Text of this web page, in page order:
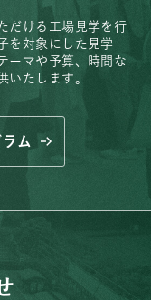
だける工場見学を行
を対象にした見学
ーマや予算、時間な
いたします。
ム